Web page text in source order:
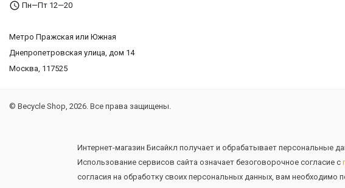
Пн—Пт 12—20
Метро Пражская или Южная
Днепропетровская улица, дом 14
Москва, 117525
© Becycle Shop, 2026. Все права защищены.
Интернет-магазин Бисайкл получает и обрабатывает персональные
Использование сервисов сайта означает безоговорочное согласие с
согласия на обработку своих персональных данных, вам необходимо